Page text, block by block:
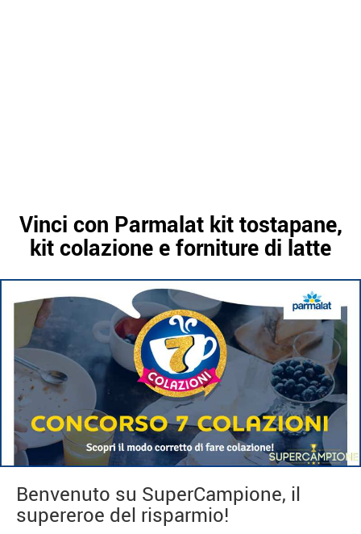
Vinci con Parmalat kit tostapane,
kit colazione e forniture di latte
Benvenuto su SuperCampione, il
supereroe del risparmio!